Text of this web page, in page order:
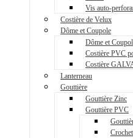
Vis auto-
Costière de Velux
Dôme et Coupole
Dôme et
Costière PVC
Costière
Lanterneau
Gouttière
Gouttière Zinc
Gouttière PVC